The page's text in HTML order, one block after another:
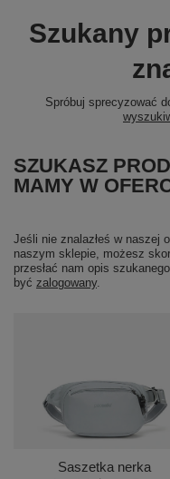
Szukany
Spróbuj sprecyzować
SZUKASZ
MAMY W
Jeśli nie znalazłeś w naszej
naszym sklepie, możesz
przesłać nam opis
być zalogowany.
Saszetka nerka